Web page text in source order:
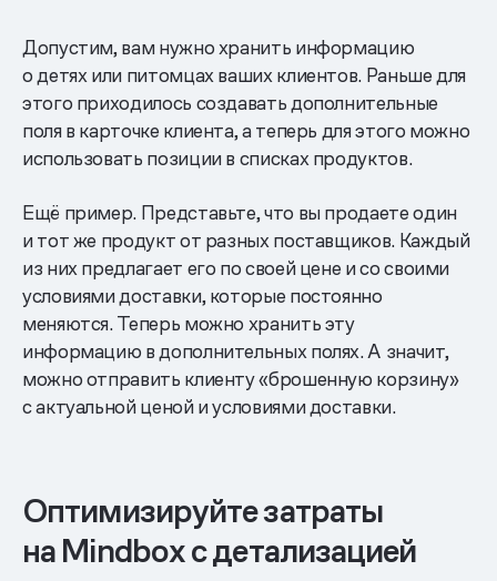
Допустим, вам нужно хранить информацию
о детях или питомцах ваших клиентов. Раньше для
этого приходилось создавать дополнительные
поля в карточке клиента, а теперь для этого можно
использовать позиции в списках продуктов.
Ещё пример. Представьте, что вы продаете один
и тот же продукт от разных поставщиков. Каждый
из них предлагает его по своей цене и со своими
условиями доставки, которые постоянно
меняются. Теперь можно хранить эту
информацию в дополнительных полях. А значит,
можно отправить клиенту «брошенную корзину»
с актуальной ценой и условиями доставки.
Оптимизируйте затраты
на Mindbox с детализацией